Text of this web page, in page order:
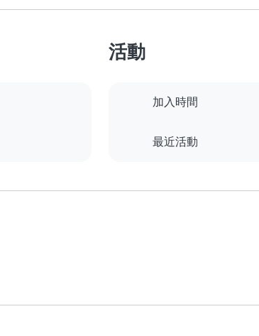
活動
加入時間
最近活動